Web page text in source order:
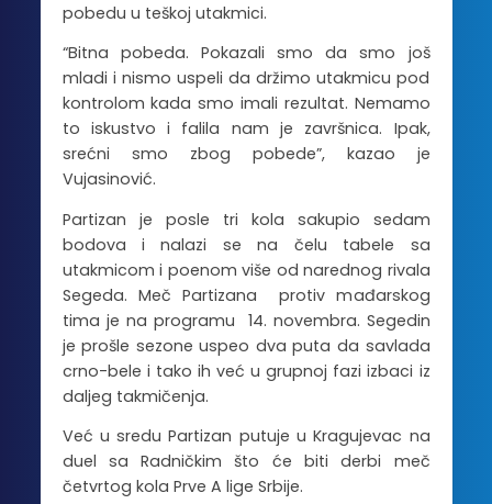
pobedu u teškoj utakmici.
“Bitna pobeda. Pokazali smo da smo još
mladi i nismo uspeli da držimo utakmicu pod
kontrolom kada smo imali rezultat. Nemamo
to iskustvo i falila nam je završnica. Ipak,
srećni smo zbog pobede”, kazao je
Vujasinović.
Partizan je posle tri kola sakupio sedam
bodova i nalazi se na čelu tabele sa
utakmicom i poenom više od narednog rivala
Segeda. Meč Partizana protiv mađarskog
tima je na programu 14. novembra. Segedin
je prošle sezone uspeo dva puta da savlada
crno-bele i tako ih već u grupnoj fazi izbaci iz
daljeg takmičenja.
Već u sredu Partizan putuje u Kragujevac na
duel sa Radničkim što će biti derbi meč
četvrtog kola Prve A lige Srbije.